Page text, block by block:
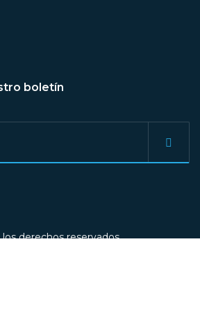
boletín
derechos reservados.